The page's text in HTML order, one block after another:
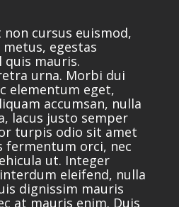
cursus euismod,
egestas
mauris.
urna. Morbi dui
elementum eget,
accumsan, nulla
lacus justo semper
turpis odio sit amet
fermentum orci, nec
ut. Integer
eleifend, nulla
dignissim mauris
at mauris enim. Duis